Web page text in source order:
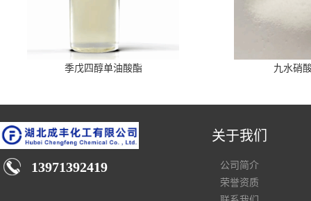
季戊四醇单油酸酯 九水硝
13971392419
关于我们
公司简介
荣誉资质